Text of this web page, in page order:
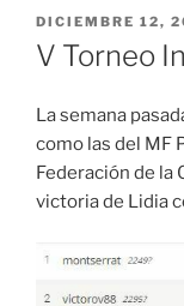
PUBLICADO
EL
DICIEMBRE 12,
V Torneo
La semana
como las del MF
Federación de la
victoria de Lidia